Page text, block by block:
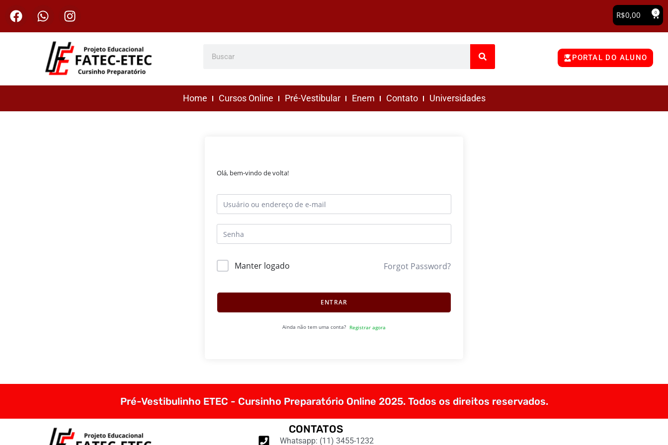
R$0,00 0
PORTAL DO ALUNO
Home Cursos Online Pré-Vestibular Enem Contato Universidades
Olá, bem-vindo de volta!
Manter logado Forgot Password?
ENTRAR
Ainda não tem uma conta? Registrar agora
Pré-Vestibulinho ETEC - Cursinho Preparatório Online 2025. Todos os direitos reservados.
CONTATOS
Whatsapp: (11) 3455-1232